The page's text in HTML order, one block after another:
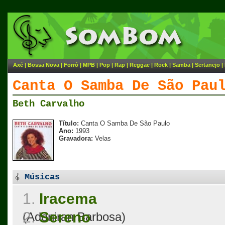
Axé | Bossa Nova | Forró | MPB | Pop | Rap | Reggae | Rock | Samba | Sertanejo |
Canta O Samba De São
Beth Carvalho
Título: Canta O Samba De São Paulo
Ano: 1993
Gravadora: Velas
Músicas
1. Iracema
(Adoniran Barbosa)
2. Sereno